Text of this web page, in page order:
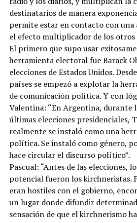
destinatarios de manera
permite estar en contacto con una
el efecto multiplicador de los otros
El primero que supo usar
herramienta electoral fue Barack
elecciones de Estados Unidos.
países se empezó a explotar la
de comunicación política. Y con
Valentina: “En Argentina, durante
últimas elecciones presidenciales,
realmente se instaló como una
política. Se instaló como género,
hace circular el discurso político”.
Pascual: “Antes de las elecciones,
potencial fueron los kirchneristas.
eran hostiles con el gobierno,
un lugar donde difundir
sensación de que el kirchnerismo